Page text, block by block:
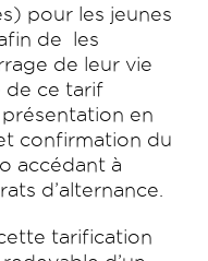
pour les jeunes
de les
de leur vie
de ce tarif
en
confirmation du
accédant à
d’alternance.
tarification